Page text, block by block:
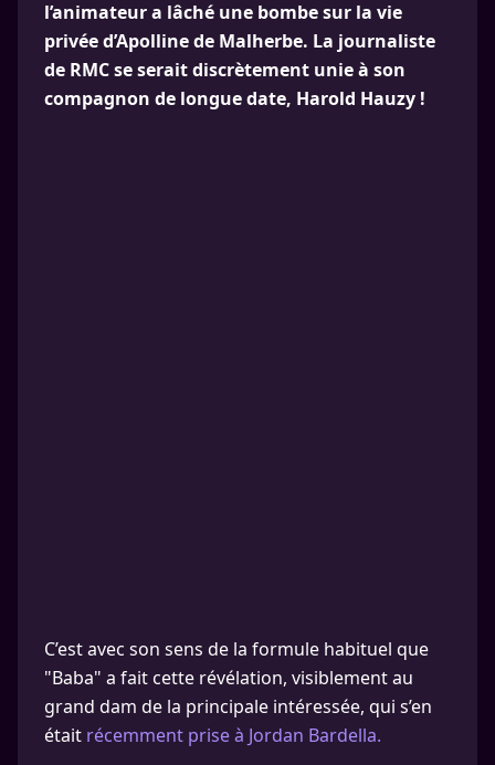
l’animateur a lâché une bombe sur la vie
privée d’Apolline de Malherbe. La journaliste
de RMC se serait discrètement unie à son
compagnon de longue date, Harold Hauzy !
C’est avec son sens de la formule habituel que
"Baba" a fait cette révélation, visiblement au
grand dam de la principale intéressée, qui s’en
était récemment prise à Jordan Bardella.